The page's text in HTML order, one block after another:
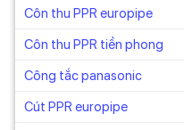
Côn thu PPR europipe
Côn thu PPR tiền phong
Công tắc panasonic
Cút PPR europipe